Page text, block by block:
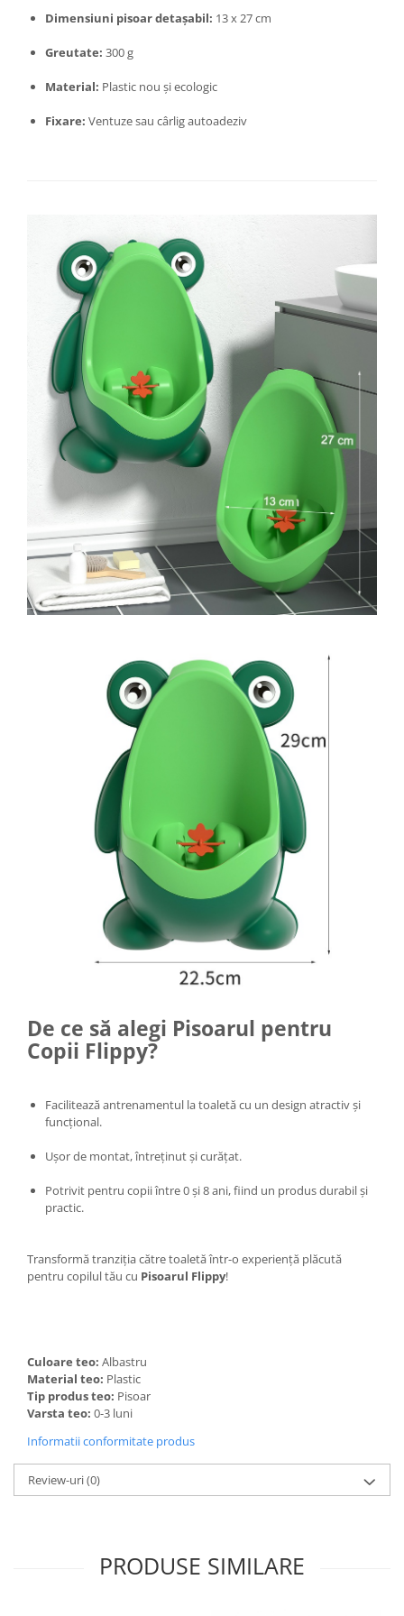
Uscatoare si standere haine
Bucatarie si electrocasnice
Masini de carnati si accesorii
Masini de piper si nuci
Dozatoare
Fete de masa
Fierbatoare
Friteuze
Genti Termoizolante Mancare
Magneti de frigider
Masini de tocat manuale
Masini tocat carne electrice
Oale si Cratite
Oale sub presiune
Pahare / Sticle cu Pai / Cani termos
Palnii
Storcatoare
Tavi copt
Tigai
Stații încărcare vehicule electrice
Compresoare auto si pompe
Intretinere interior/exterior
Modulatoare FM
Perii de zapada si raclete
Pompe de transfer
Decoratiuni, ornamente si articole
Accesorii si componente craciun
Beteala si ghirlande Craciun
Costume Craciun
Decoratiuni luminoase exterioare &
Figurine muzicale
Figurine si decoratiuni Craciun
Furtun - Tub - rola craciun
Instalatii cu baterii
Instalatii de Craciun
luminos
Instalatii liniare/sir
Instalatii Solare
Instalatii turturi-franjuri
Liniare 220V
Plasa 220V
Turturi/Franjuri 220V
Diverse pentru casa si camping
Broaste si clante
Dimensiuni pisoar detașabil: 13 x 27 cm
Greutate: 300 g
Material: Plastic nou și ecologic
Fixare: Ventuze sau cârlig autoadeziv
De ce să alegi Pisoarul pentru
Copii Flippy?
Facilitează antrenamentul la toaletă cu un design atractiv și
funcțional.
Ușor de montat, întreținut și curățat.
Potrivit pentru copii între 0 și 8 ani, fiind un produs durabil și
practic.
Transformă tranziția către toaletă într-o experiență plăcută
pentru copilul tău cu Pisoarul Flippy!
Culoare teo: Albastru
Material teo: Plastic
Tip produs teo: Pisoar
Varsta teo: 0-3 luni
Informatii conformitate produs
Review-uri(0)
PRODUSE SIMILARE